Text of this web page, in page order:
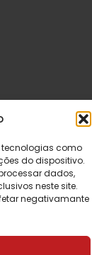
tecnologias como
do dispositivo.
dados,
neste site.
negativamante
Todos os